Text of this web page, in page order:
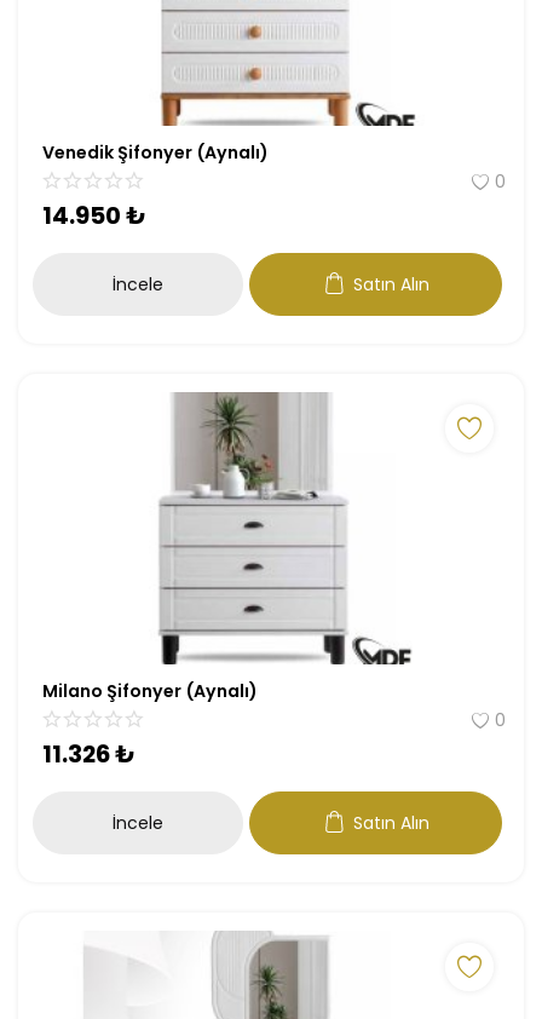
Venedik Şifonyer (Aynalı)
0
14.950₺
İncele Satın Alın
Milano Şifonyer (Aynalı)
0
11.326₺
İncele Satın Alın